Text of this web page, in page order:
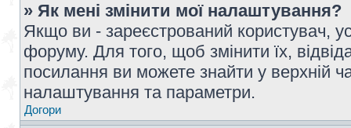
» Як мені змінити мої налаштування?
Якщо ви - зареєстрований користувач,
форуму. Для того, щоб змінити їх,
посилання ви можете знайти у верхній
налаштування та параметри.
Догори